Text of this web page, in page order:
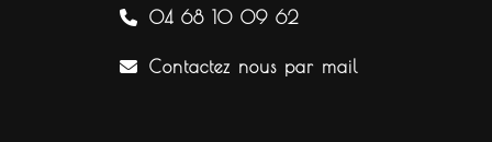
04 68 10 09 62
Contactez nous par mail